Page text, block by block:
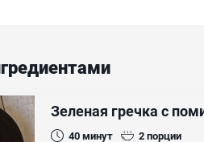
Зеленая гречка с
40минут 2порции